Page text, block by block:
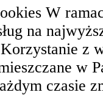
W
na
z
w
czasie